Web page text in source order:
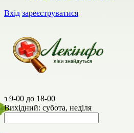
Вхід зареєструватися
з 9-00 до 18-00
Вихідний: субота, неділя